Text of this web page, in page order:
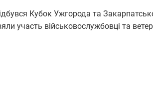
Кубок Ужгорода та
участь військовослужбовці та